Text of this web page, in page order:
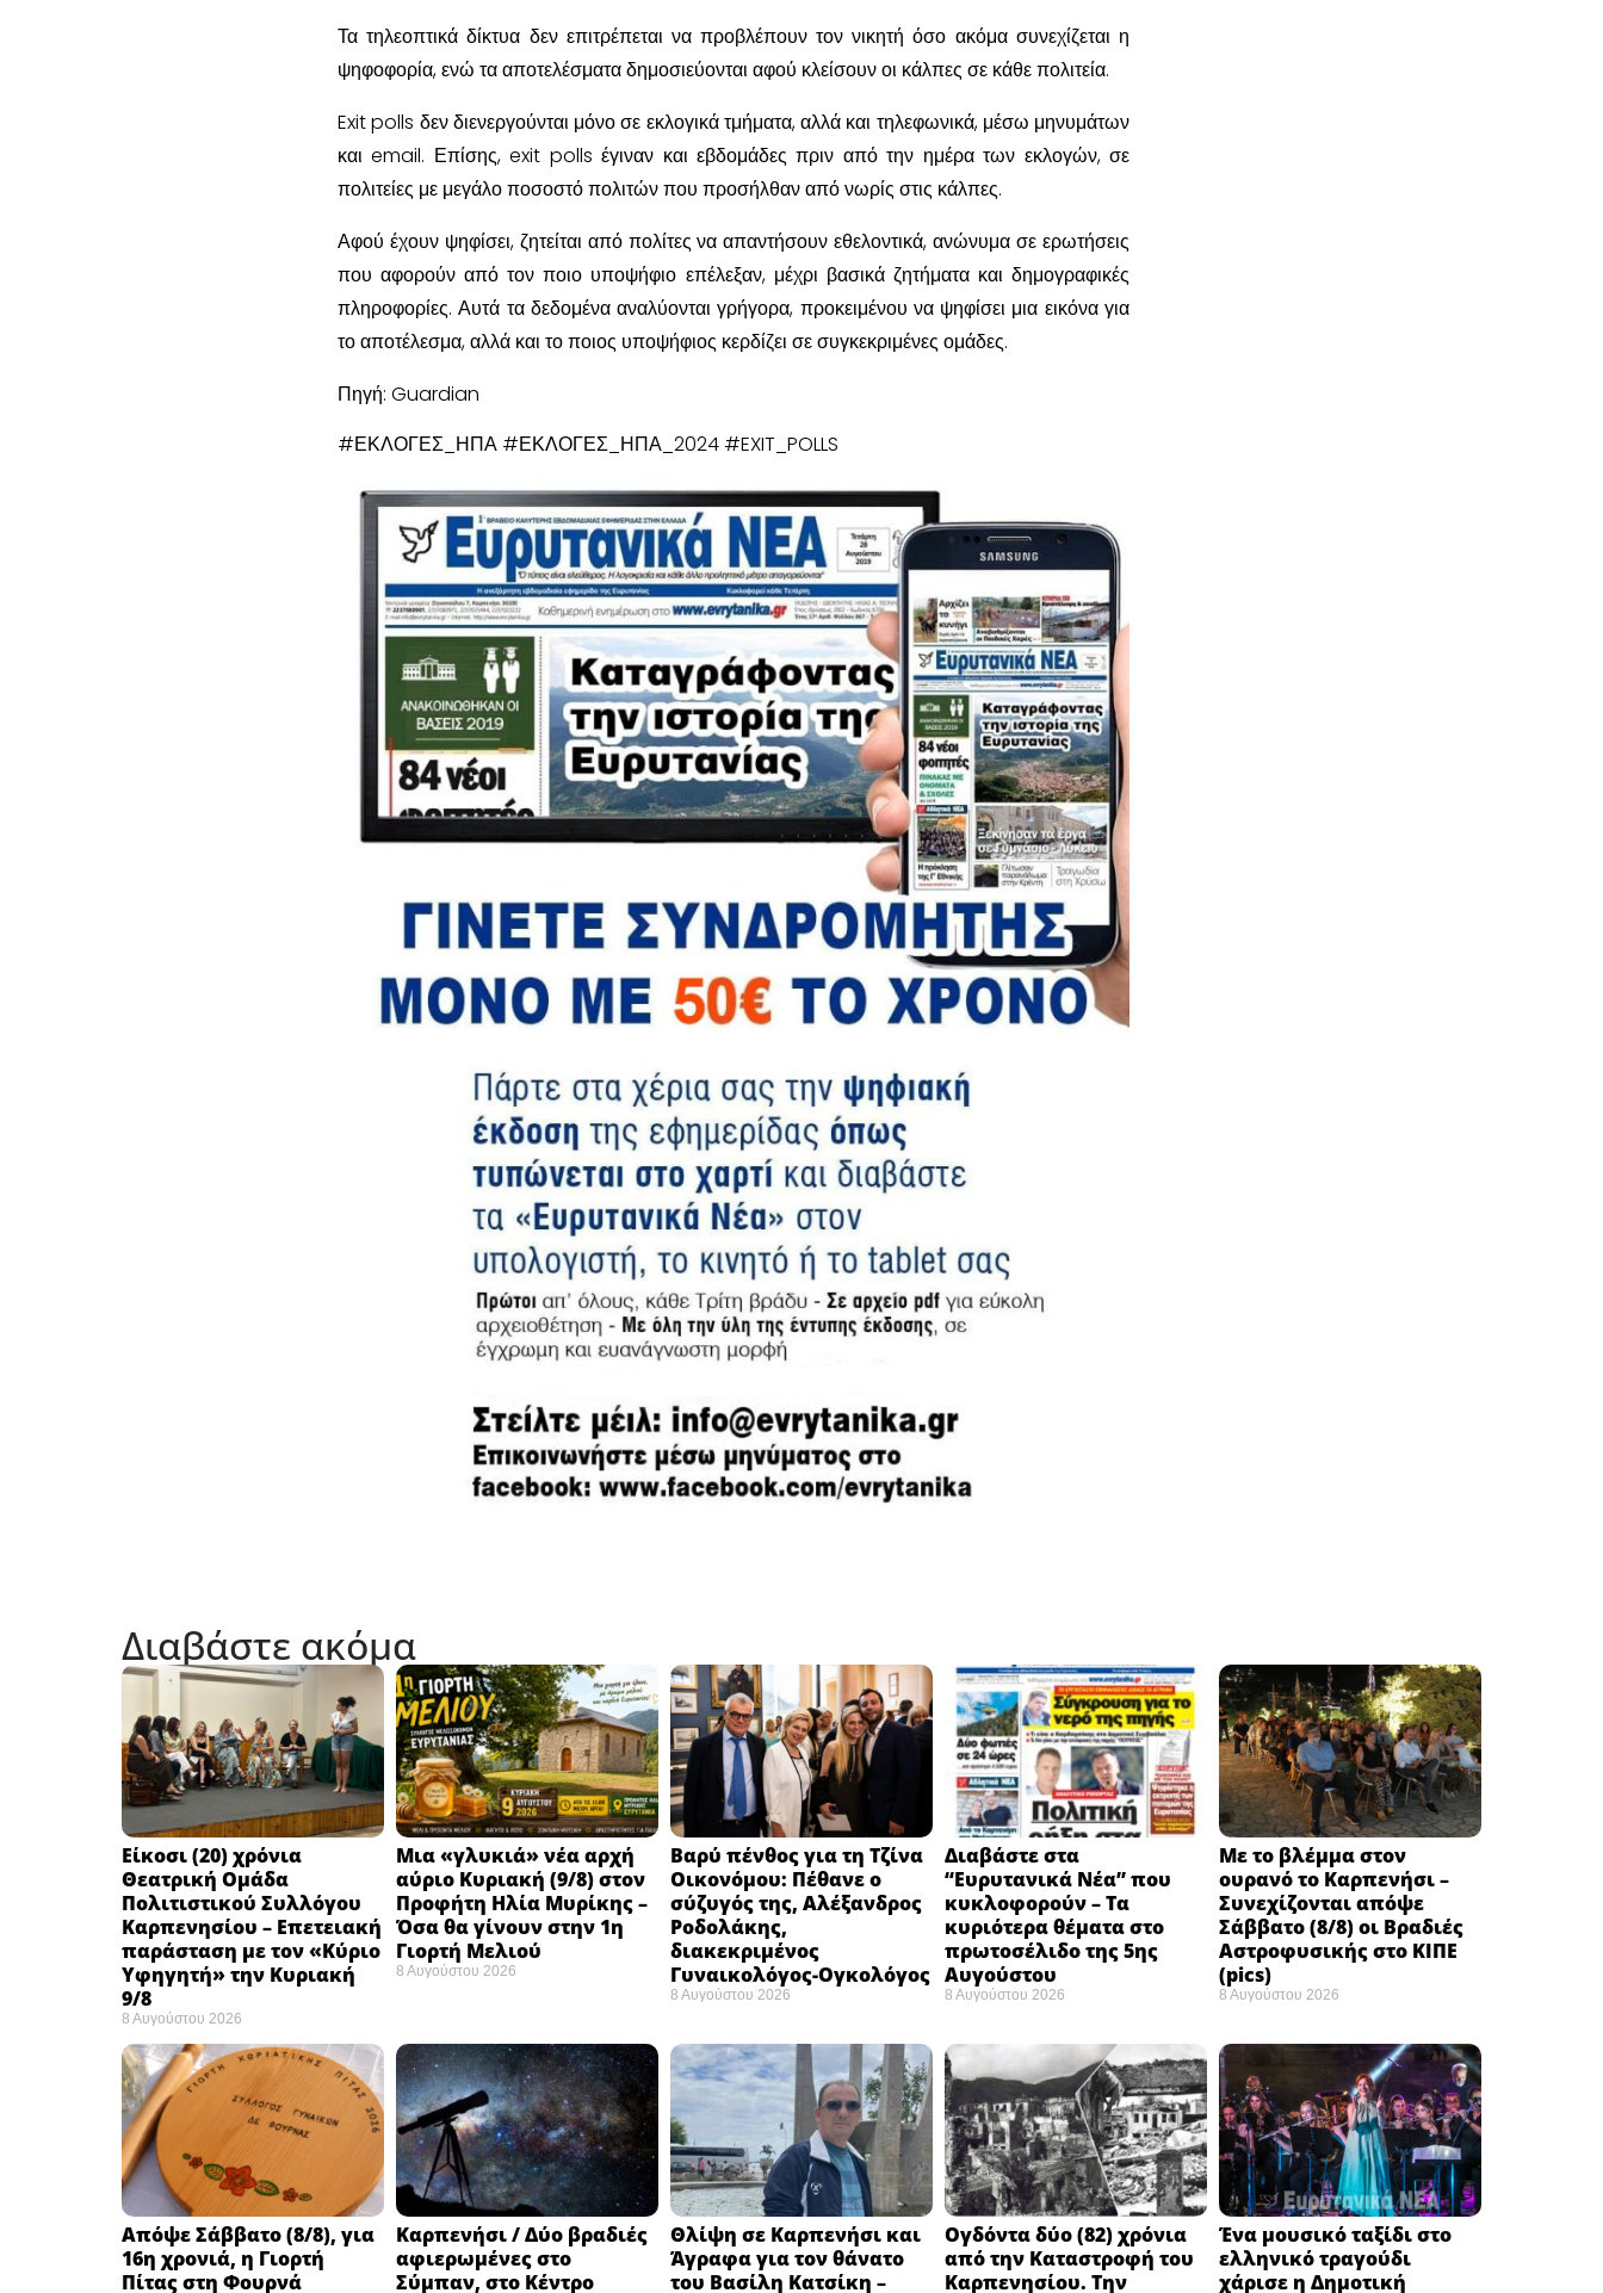
Τα τηλεοπτικά δίκτυα δεν επιτρέπεται να προβλέπουν τον νικητή όσο ακόμα συνεχίζεται η
ψηφοφορία, ενώ τα αποτελέσματα δημοσιεύονται αφού κλείσουν οι κάλπες σε κάθε πολιτεία.
Exit polls δεν διενεργούνται μόνο σε εκλογικά τμήματα, αλλά και τηλεφωνικά, μέσω μηνυμάτων
και email. Επίσης, exit polls έγιναν και εβδομάδες πριν από την ημέρα των εκλογών, σε
πολιτείες με μεγάλο ποσοστό πολιτών που προσήλθαν από νωρίς στις κάλπες.
Αφού έχουν ψηφίσει, ζητείται από πολίτες να απαντήσουν εθελοντικά, ανώνυμα σε ερωτήσεις
που αφορούν από τον ποιο υποψήφιο επέλεξαν, μέχρι βασικά ζητήματα και δημογραφικές
πληροφορίες. Αυτά τα δεδομένα αναλύονται γρήγορα, προκειμένου να ψηφίσει μια εικόνα για
το αποτέλεσμα, αλλά και το ποιος υποψήφιος κερδίζει σε συγκεκριμένες ομάδες.
Πηγή: Guardian
#ΕΚΛΟΓΕΣ_ΗΠΑ #ΕΚΛΟΓΕΣ_ΗΠΑ_2024 #EXIT_POLLS
Διαβάστε ακόμα
Eίκοσι (20) χρόνια
Θεατρική Ομάδα
Πολιτιστικού Συλλόγου
Καρπενησίου – Επετειακή
παράσταση με τον «Κύριο
Υφηγητή» την Κυριακή
9/8
8 Αυγούστου 2026
Μια «γλυκιά» νέα αρχή
αύριο Κυριακή (9/8) στον
Προφήτη Ηλία Μυρίκης –
Όσα θα γίνουν στην 1η
Γιορτή Μελιού
8 Αυγούστου 2026
Βαρύ πένθος για τη Τζίνα
Οικονόμου: Πέθανε ο
σύζυγός της, Αλέξανδρος
Ροδολάκης,
διακεκριμένος
Γυναικολόγος-Ογκολόγος
8 Αυγούστου 2026
Διαβάστε στα
“Ευρυτανικά Νέα” που
κυκλοφορούν – Τα
κυριότερα θέματα στο
πρωτοσέλιδο της 5ης
Αυγούστου
8 Αυγούστου 2026
Με το βλέμμα στον
ουρανό το Καρπενήσι –
Συνεχίζονται απόψε
Σάββατο (8/8) οι Βραδιές
Αστροφυσικής στο ΚΙΠΕ
(pics)
8 Αυγούστου 2026
Απόψε Σάββατο (8/8), για
16η χρονιά, η Γιορτή
Πίτας στη Φουρνά
Καρπενήσι / Δύο βραδιές
αφιερωμένες στο
Σύμπαν, στο Κέντρο
Θλίψη σε Καρπενήσι και
Άγραφα για τον θάνατο
του Βασίλη Κατσίκη –
Ογδόντα δύο (82) χρόνια
από την Καταστροφή του
Καρπενησίου. Την
Ένα μουσικό ταξίδι στο
ελληνικό τραγούδι
χάρισε η Δημοτική